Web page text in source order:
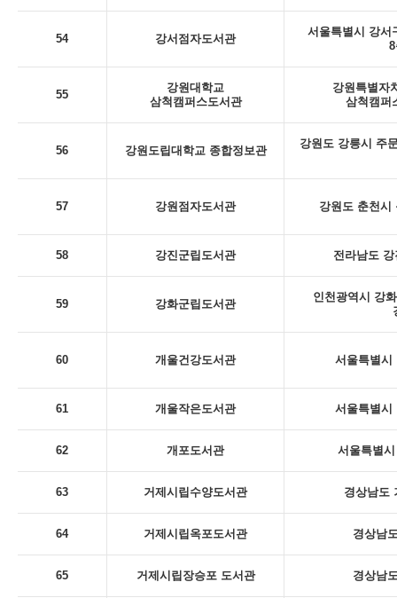
54 강서점자도서관
서울특별시 강서
55
강원대학교
삼척캠퍼스도서관
강원특별자
삼척캠퍼
56 강원도립대학교 종합정보관
강원도 강릉시 주
57 강원점자도서관 강원도 춘천시
58 강진군립도서관 전라남도
59 강화군립도서관
인천광역시 강
60 개울건강도서관 서울특별시
61 개울작은도서관 서울특별시
62 개포도서관 서울특별
63 거제시립수양도서관 경상남도
64 거제시립옥포도서관 경상남
65 거제시립장승포 도서관 경상남